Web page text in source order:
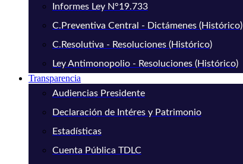
Informes Ley N°19.733
C.Preventiva Central - Dictámenes (Histórico)
C.Resolutiva - Resoluciones (Histórico)
Ley Antimonopolio - Resoluciones (Histórico)
Transparencia
Audiencias Presidente
Declaración de Intéres y Patrimonio
Estadísticas
Cuenta Pública TDLC